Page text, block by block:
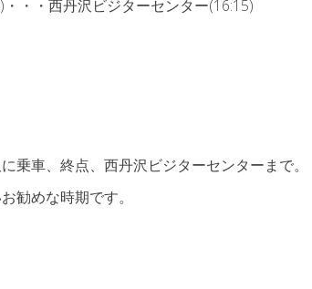
・・西丹沢ビジターセンター(16:15)
乗車、終点、西丹沢ビジターセンターまで。
勧めな時期です。